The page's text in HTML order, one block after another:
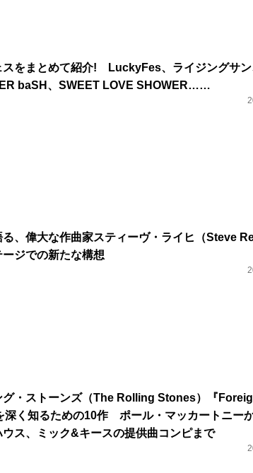
スをまとめて紹介! LuckyFes、ライジングサン
baSH、SWEET LOVE SHOWER……
る、偉大な作曲家スティーヴ・ライヒ（Steve
ジでの新たな構想
グ・ストーンズ（The Rolling Stones）『
く知るための10作 ポール・マッカートニー
ウス、ミック&キースの提供曲コンピまで